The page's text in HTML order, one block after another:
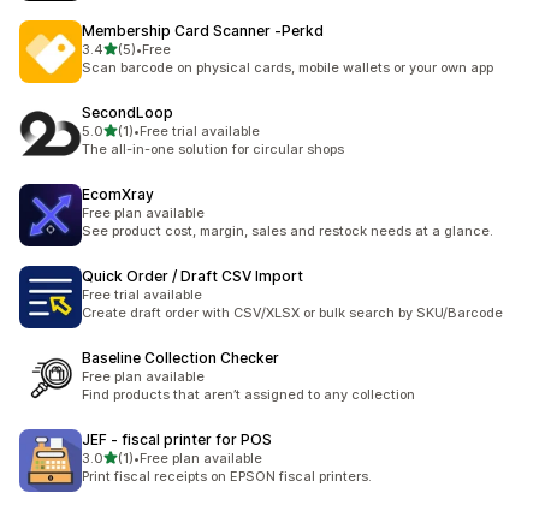
Membership Card Scanner ‑Perkd
3.4เต็ม 5 ดาว
(5)
ทั้งหมด 5 รีวิว
•Free
Scan barcode on physical cards, mobile wallets or your own app
SecondLoop
5.0เต็ม 5 ดาว
(1)
ทั้งหมด 1 รีวิว
•Free trial available
The all-in-one solution for circular shops
EcomXray
Free plan available
See product cost, margin, sales and restock needs at a glance.
Quick Order / Draft CSV Import
Free trial available
Create draft order with CSV/XLSX or bulk search by SKU/Barcode
Baseline Collection Checker
Free plan available
Find products that aren’t assigned to any collection
JEF ‑ fiscal printer for POS
3.0เต็ม 5 ดาว
(1)
ทั้งหมด 1 รีวิว
•Free plan available
Print fiscal receipts on EPSON fiscal printers.